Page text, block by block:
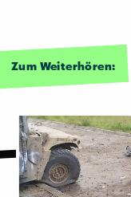
Zum Weiterhören: